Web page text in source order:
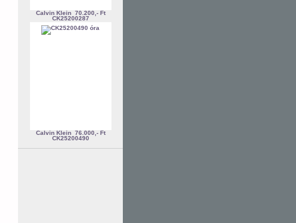
Calvin Klein 70.200,- Ft
CK25200287
Calvin Klein 76.000,- Ft
CK25200490